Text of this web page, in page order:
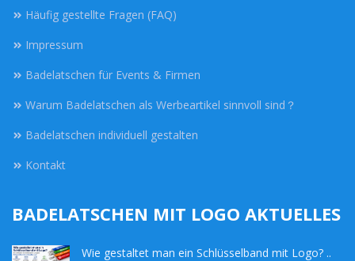
Häufig gestellte Fragen (FAQ)
Impressum
Badelatschen für Events & Firmen
Warum Badelatschen als Werbeartikel sinnvoll sind？
Badelatschen individuell gestalten
Kontakt
BADELATSCHEN MIT LOGO AKTUELLES
Wie gestaltet man ein Schlüsselband mit Logo? ..